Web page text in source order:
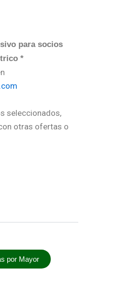
para socios
*
seleccionados,
otras ofertas o
por Mayor